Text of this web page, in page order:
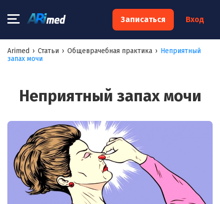
Записаться Вход
Arimed › Статьи › Общеврачебная практика › Неприятный
запах мочи
Неприятный запах мочи
×
Запишитесь на консультацию к
Ваш e-mail:*
Я согласен наобработку моих персональных данных